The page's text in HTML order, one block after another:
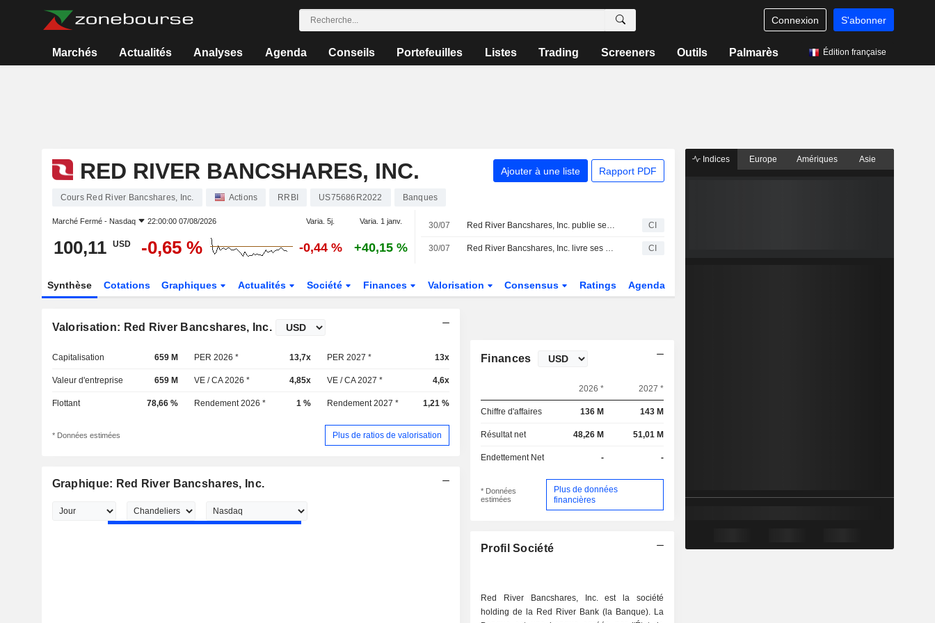
Connexion S'abonner
Marchés Actualités Analyses Agenda Conseils Portefeuilles Listes Trading Screeners Outils Palmarès Édition française
RED RIVER BANCSHARES, INC. Ajouter à une liste Rapport PDF
Cours Red River Bancshares, Inc. Actions RRBI US75686R2022 Banques
Marché Fermé - Nasdaq 22:00:00 07/08/2026 Varia. 5j. Varia. 1 janv.
100,11 USD -0,65 % -0,44 % +40,15 %
30/07 Red River Bancshares, Inc. publie ses résultats pour le deuxième trimestre et le premier semestre clos le 30 juin 2026 CI
30/07 Red River Bancshares, Inc. livre ses prévisions de résultats pour le second semestre 2026 CI
Synthèse Cotations Graphiques Actualités Société Finances Valorisation Consensus Ratings Agenda
Valorisation: Red River Bancshares, Inc.
Capitalisation 659 M PER 2026 * 13,7x PER 2027 * 13x
Valeur d'entreprise 659 M VE / CA 2026 * 4,85x VE / CA 2027 * 4,6x
Flottant 78,66 % Rendement 2026 * 1 % Rendement 2027 * 1,21 %
* Données estimées Plus de ratios de valorisation
Graphique: Red River Bancshares, Inc.
Finances
2026 * 2027 *
Chiffre d'affaires 136 M 143 M
Résultat net 48,26 M 51,01 M
Endettement Net - -
* Données
estimées
Plus de données
financières
Profil Société
Red River Bancshares, Inc. est la société
holding de la Red River Bank (la Banque). La
Indices Europe Amériques Asie